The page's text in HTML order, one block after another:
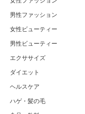
男性ファッション
女性ビューティー
男性ビューティー
エクササイズ
ダイエット
ヘルスケア
ハゲ・髪の毛